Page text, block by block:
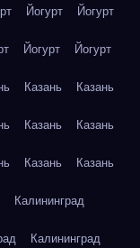
Йогурт Йогурт
Йогурт Йогурт
Казань Казань
Казань Казань
Казань Казань
Калининград
Калининград